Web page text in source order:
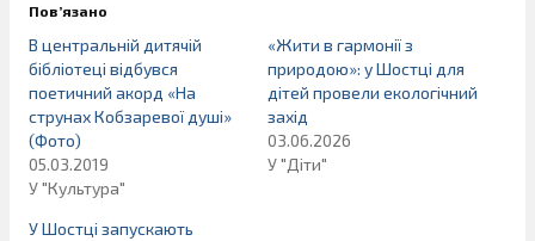
Пов’язано
В центральній дитячій
бібліотеці відбувся
поетичний акорд «На
струнах Кобзаревої душі»
(Фото)
05.03.2019
У "Культура"
«Жити в гармонії з
природою»: у Шостці для
дітей провели екологічний
захід
03.06.2026
У "Діти"
У Шостці запускають